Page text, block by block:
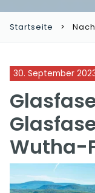
Startseite
30. September
Wutha-